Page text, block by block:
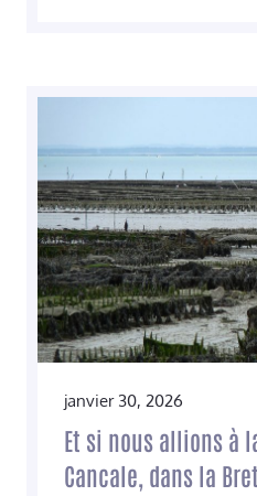
janvier 30, 2026
Et si nous allions à
Cancale, dans la